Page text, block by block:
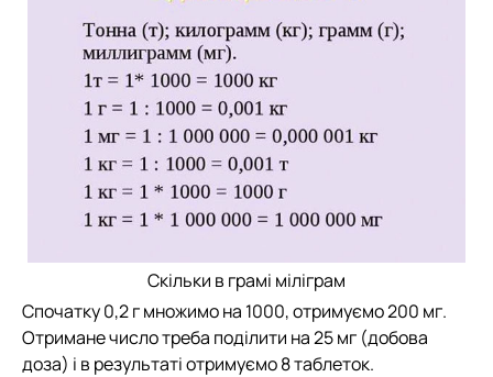
Скільки в грамі міліграм
Спочатку 0,2 г множимо на 1000, отримуємо 200 мг.
Отримане число треба поділити на 25 мг (добова
доза) і в результаті отримуємо 8 таблеток.